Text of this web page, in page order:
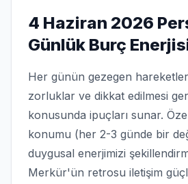
4 Haziran 2026
Günlük Burç
Her günün gezegen
zorluklar ve dikkat edilmesi
konusunda ipuçları sunar.
konumu (her 2-3 günde bir
duygusal enerjimizi
Merkür'ün retrosu iletişim